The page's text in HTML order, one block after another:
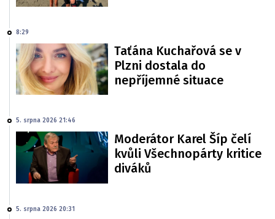
8:29
Taťána Kuchařová se v
Plzni dostala do
nepříjemné situace
5. srpna 2026 21:46
Moderátor Karel Šíp čelí
kvůli Všechnopárty kritice
diváků
5. srpna 2026 20:31